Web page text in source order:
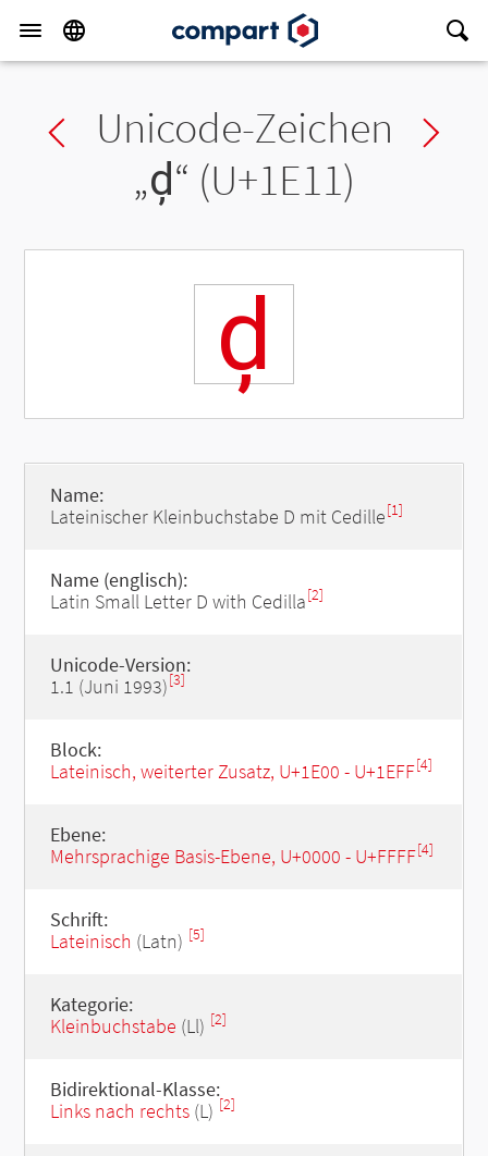
Previous char
Unicode-Zeichen
„ḑ“ (U+1E11)
ḑ
Name:
Lateinischer Kleinbuchstabe D mit Cedille[1]
Name (englisch):
Latin Small Letter D with Cedilla[2]
Unicode-Version:
1.1 (Juni 1993)[3]
Block:
Lateinisch, weiterter Zusatz, U+1E00 - U+1EFF[4]
Ebene:
Mehrsprachige Basis-Ebene, U+0000 - U+FFFF[4]
Schrift:
Lateinisch (Latn) [5]
Kategorie:
Kleinbuchstabe (Ll) [2]
Bidirektional-Klasse:
Links nach rechts(L) [2]